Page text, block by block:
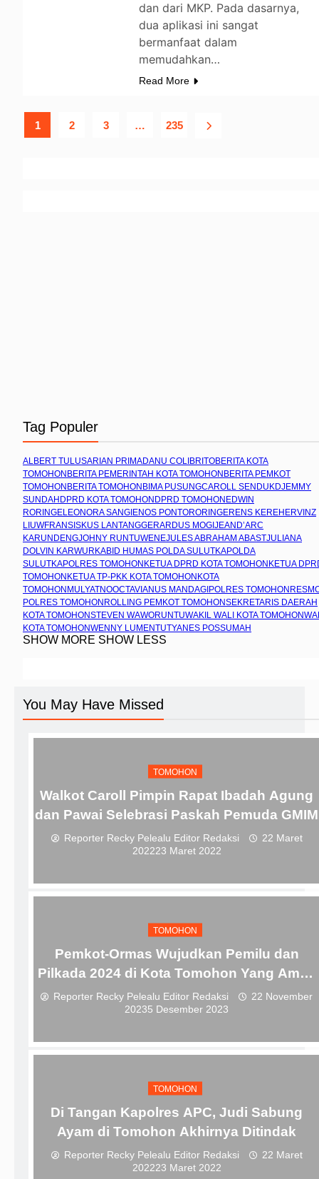
dan dari MKP. Pada dasarnya,
dua aplikasi ini sangat
bermanfaat dalam
memudahkan…
Read More
1 2 3 … 235
Tag Populer
ALBERT TULUSARIAN PRIMADANU COLIBRITOBERITA KOTA
TOMOHON BERITA PEMERINTAH KOTA TOMOHON BERITA PEMKOT
TOMOHON BERITA TOMOHON BIMA PUSUNGCAROLL SENDUKDJEMMY
SUNDAH DPRD KOTA TOMOHON DPRD TOMOHON EDWIN
RORINGELEONORA SANGI ENOS PONTORORINGERENS KEREH ERVINZ
LIUWFRANSISKUS LANTANGGERARDUS MOGI JEAND’ARC
KARUNDENGJOHNY RUNTUWENEJULES ABRAHAM ABASTJULIANA
DOLVIN KARWUR KABID HUMAS POLDA SULUTKAPOLDA
SULUTKAPOLRES TOMOHON KETUA DPRD KOTA TOMOHON KETUA
TOMOHON KETUA TP-PKK KOTA TOMOHON KOTA
TOMOHON MULYATNOOCTAVIANUS MANDAGI POLRES TOMOHON
POLRES TOMOHON ROLLING PEMKOT TOMOHONSEKRETARIS DAERAH
KOTA TOMOHONSTEVEN WAWORUNTUWAKIL WALI KOTA TOMOHON
KOTA TOMOHONWENNY LUMENTUTYANES POSSUMAH
SHOW MORE SHOW LESS
You May Have Missed
TOMOHON
Walkot Caroll Pimpin Rapat Ibadah Agung
dan Pawai Selebrasi Paskah Pemuda GMIM
Reporter Recky Pelealu Editor Redaksi
22 Maret
202223 Maret 2022
TOMOHON
Pemkot-Ormas Wujudkan Pemilu dan
Pilkada 2024 di Kota Tomohon Yang Aman
dan Damai
Reporter Recky Pelealu Editor Redaksi
22 November
20235 Desember 2023
TOMOHON
Di Tangan Kapolres APC, Judi Sabung
Ayam di Tomohon Akhirnya Ditindak
Reporter Recky Pelealu Editor Redaksi
22 Maret
202223 Maret 2022